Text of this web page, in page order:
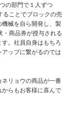
の部門で１人ずつ
ることでブロックの売
械を自ら開発し、製
・商品券が授与される
。社員自身はもちろ
ップに繋がるのでは
リョウの商品が一番
らもお客様に喜んで